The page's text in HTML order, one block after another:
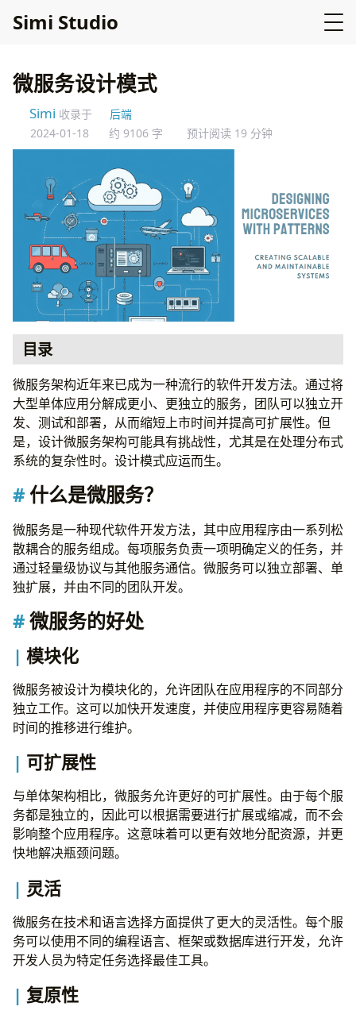
Simi Studio
微服务设计模式
Simi 收录于
后端
2024-01-18
约 9106 字 预计阅读 19 分钟
目录
什么是微服务？
微服务的好处
模块化
可扩展性
灵活
敏捷性
微服务缺点
复杂性增强
更高的运营开销
网络延迟
数据一致性
何时使用微服务
不适用的场景
微服务设计模式
API 网关模式
API 网关的优势
实现
服务注册模式
服务发现
负载均衡
健康检查
服务更新通知
断路器模式
断路器模式的优点
断路器模式的基本组件
断路器模式的工作原理
断路器模式的优点
使用断路器模式的建议做法
事件溯源模式
微服务架构近年来已成为一种流行的软件开发方法。通过将
大型单体应用分解成更小、更独立的服务，团队可以独立开
发、测试和部署，从而缩短上市时间并提高可扩展性。但
是，设计微服务架构可能具有挑战性，尤其是在处理分布式
系统的复杂性时。设计模式应运而生。
什么是微服务？
微服务是一种现代软件开发方法，其中应用程序由一系列松
散耦合的服务组成。每项服务负责一项明确定义的任务，并
通过轻量级协议与其他服务通信。微服务可以独立部署、单
独扩展，并由不同的团队开发。
微服务的好处
模块化
微服务被设计为模块化的，允许团队在应用程序的不同部分
独立工作。这可以加快开发速度，并使应用程序更容易随着
时间的推移进行维护。
可扩展性
与单体架构相比，微服务允许更好的可扩展性。由于每个服
务都是独立的，因此可以根据需要进行扩展或缩减，而不会
影响整个应用程序。这意味着可以更有效地分配资源，并更
快地解决瓶颈问题。
灵活
微服务在技术和语言选择方面提供了更大的灵活性。每个服
务可以使用不同的编程语言、框架或数据库进行开发，允许
开发人员为特定任务选择最佳工具。
复原性